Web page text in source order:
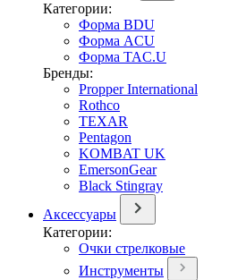
Категории:
Форма BDU
Форма ACU
Форма TAC.U
Бренды:
Propper International
Rothco
TEXAR
Pentagon
KOMBAT UK
EmersonGear
Black Stingray
Аксессуары
Категории:
Очки стрелковые
Инструменты